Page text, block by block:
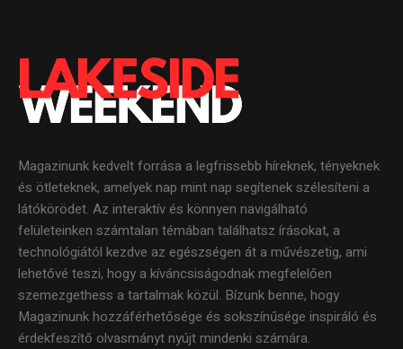
Magazinunk kedvelt forrása a legfrissebb híreknek, tényeknek
és ötleteknek, amelyek nap mint nap segítenek szélesíteni a
látókörödet. Az interaktív és könnyen navigálható
felületeinken számtalan témában találhatsz írásokat, a
technológiától kezdve az egészségen át a művészetig, ami
lehetővé teszi, hogy a kíváncsiságodnak megfelelően
szemezgethess a tartalmak közül. Bízunk benne, hogy
Magazinunk hozzáférhetősége és sokszínűsége inspiráló és
érdekfeszítő olvasmányt nyújt mindenki számára.